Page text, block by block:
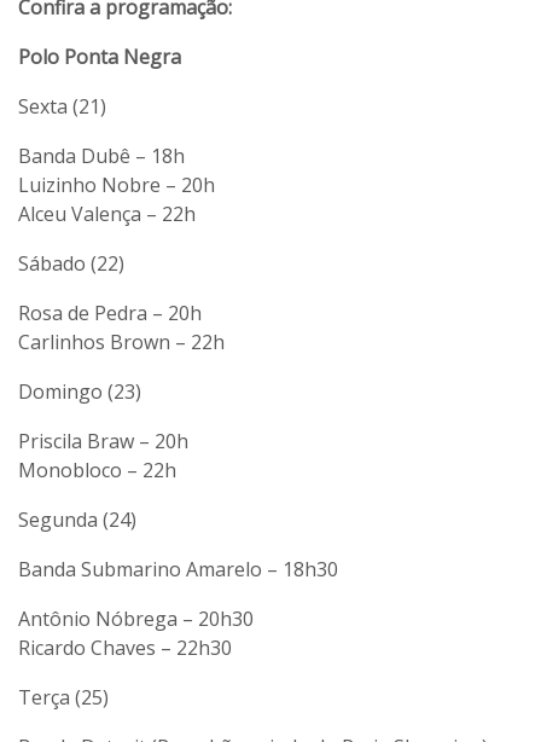
Confira a programação:
Polo Ponta Negra
Sexta (21)
Banda Dubê – 18h
Luizinho Nobre – 20h
Alceu Valença – 22h
Sábado (22)
Rosa de Pedra – 20h
Carlinhos Brown – 22h
Domingo (23)
Priscila Braw – 20h
Monobloco – 22h
Segunda (24)
Banda Submarino Amarelo – 18h30
Antônio Nóbrega – 20h30
Ricardo Chaves – 22h30
Terça (25)